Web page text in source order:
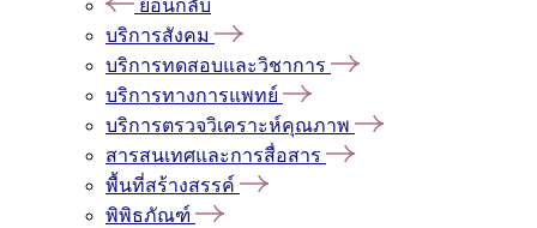
ย้อนกลับ
บริการสังคม
บริการทดสอบและวิชาการ
บริการทางการแพทย์
บริการตรวจวิเคราะห์คุณภาพ
สารสนเทศและการสื่อสาร
พื้นที่สร้างสรรค์
พิพิธภัณฑ์